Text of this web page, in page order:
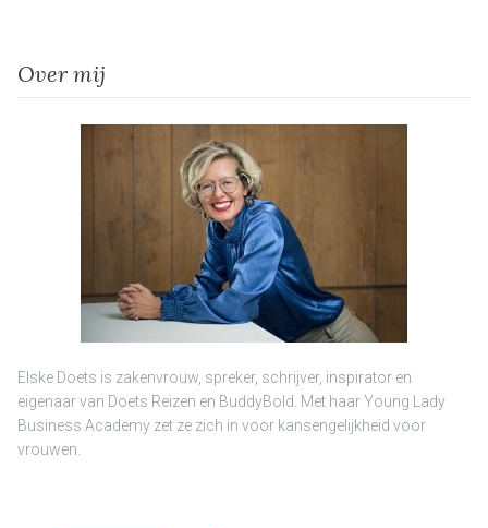
Over mij
Elske Doets is zakenvrouw, spreker, schrijver, inspirator en
eigenaar van Doets Reizen en BuddyBold. Met haar Young Lady
Business Academy zet ze zich in voor kansengelijkheid voor
vrouwen.